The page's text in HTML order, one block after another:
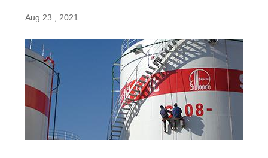
Aug 23 , 2021